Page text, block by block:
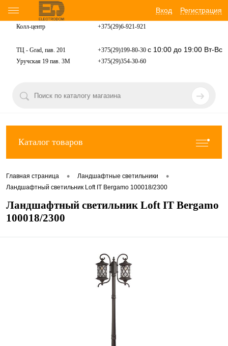
Вход Регистрация
Колл-центр +375(29)6-921-921
ТЦ - Grad, пав. 201 +375(29)199-80-30 с 10:00 до 19:00 Вт-Вс
Уручская 19 пав. 3М +375(29)354-30-60
Каталог товаров
Главная страница • Ландшафтные светильники •
Ландшафтный светильник Loft IT Bergamo 100018/2300
Ландшафтный светильник Loft IT Bergamo
100018/2300